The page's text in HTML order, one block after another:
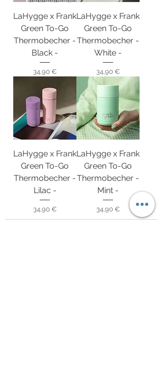
LaHygge x Frank
Green To-Go
Thermobecher -
Black -
Preis
34,90 €
LaHygge x Frank
Green To-Go
Thermobecher -
White -
Preis
34,90 €
LaHygge x Frank
Green To-Go
Thermobecher -
Lilac -
Preis
34,90 €
LaHygge x Frank
Green To-Go
Thermobecher -
Mint -
Preis
34,90 €